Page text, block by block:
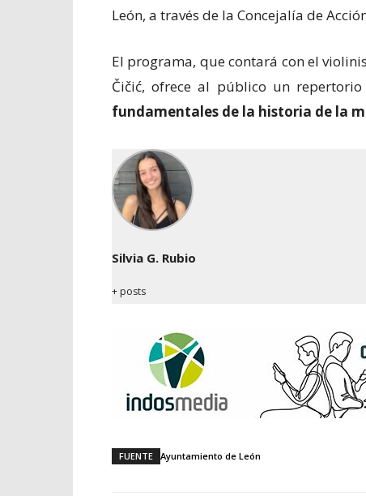
León, a través de la Concejalía de
El programa, que contará con el
Čičić, ofrece al público un repertorio
fundamentales de la historia de la
Silvia G. Rubio
+ posts
FUENTE Ayuntamiento de León